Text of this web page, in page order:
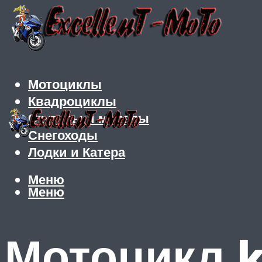
Мотоциклы
Квадроциклы
Скутеры и мопеды
Снегоходы
Лодки и Катера
Меню
Меню